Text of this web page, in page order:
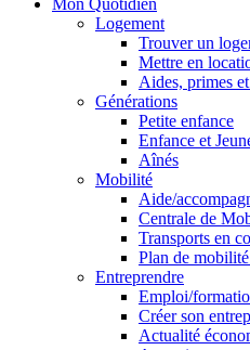
Mon Quotidien
Logement
Trouver un
Mettre en
Aides, primes
Générations
Petite enfance
Enfance et
Aînés
Mobilité
Aide/
Centrale de
Transports en
Plan de
Entreprendre
Emploi/
Créer son
Actualité